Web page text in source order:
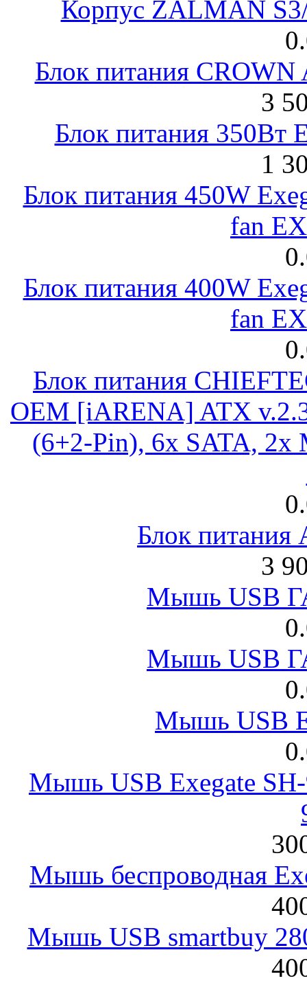
Корпус ZALMAN
Блок питания
3
Блок питания 350Вт
1
Блок питания 450W
fan
Блок питания 400W
fan
Блок питания
OEM [iARENA] ATX
(6+2-Pin), 6x SATA, 2x
Блок питания
3
Мышь USB
Мышь USB
Мышь USB
Мышь USB Exegate
Мышь беспроводная
Мышь USB smartbuy